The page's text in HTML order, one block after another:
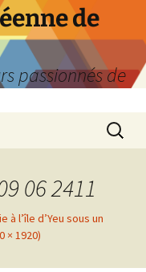
de
passionnés de
06 2411
à l’île d’Yeu sous un
× 1920)